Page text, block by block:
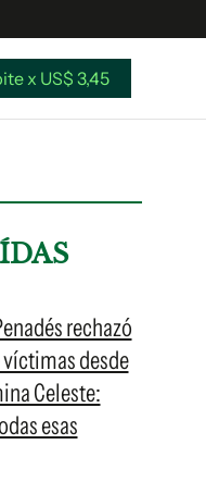
x US$ 3,45
rechazó
desde
Celeste:
esas